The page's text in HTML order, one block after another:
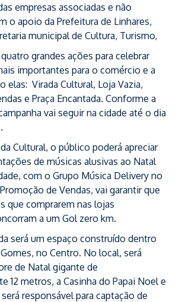
empresas associadas e não
o apoio da Prefeitura de Linhares,
municipal de Cultura, Turismo,
grandes ações para celebrar
importantes para o comércio e a
elas: Virada Cultural, Loja Vazia,
e Praça Encantada. Conforme a
vai seguir na cidade até o dia
Cultural, o público poderá apreciar
de músicas alusivas ao Natal
com o Grupo Música Delivery no
de Vendas, vai garantir que
que comprarem nas lojas
a um Gol zero km.
será um espaço construído dentro
no Centro. No local, será
de Natal gigante de
12 metros, a Casinha do Papai Noel e
responsável para captação de